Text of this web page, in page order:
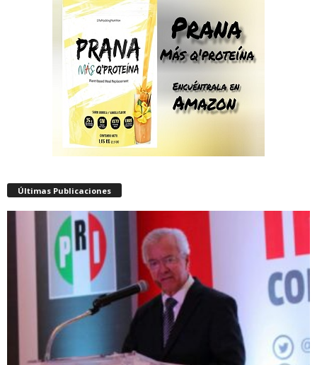
Últimas Publicaciones